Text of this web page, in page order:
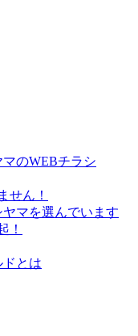
のWEBチラシ
せん！
マを選んでいます
！
ドとは